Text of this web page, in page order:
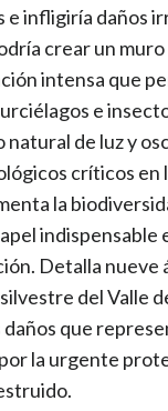
infligiría daños
crear un
intensa que
e
natural de luz y
críticos en
la
Detalla
del Valle
que
la urgente